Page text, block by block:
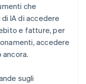
che
IA di accedere
e fatture, per
accedere
sugli